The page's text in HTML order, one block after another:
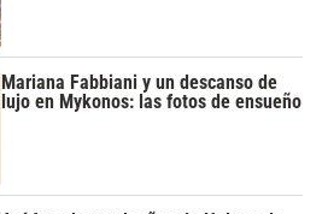
Mariana Fabbiani y un descanso de
lujo en Mykonos: las fotos de ensueño